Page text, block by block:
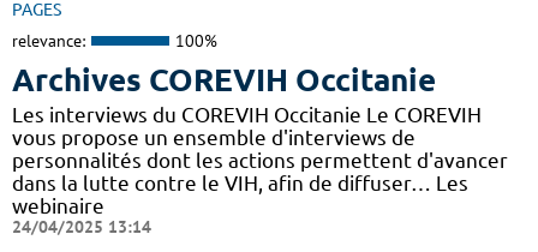
PAGES
relevance: 100%
Archives COREVIH Occitanie
Les interviews du COREVIH Occitanie Le COREVIH
vous propose un ensemble d'interviews de
personnalités dont les actions permettent d'avancer
dans la lutte contre le VIH, afin de diffuser… Les
webinaire
24/04/2025 13:14